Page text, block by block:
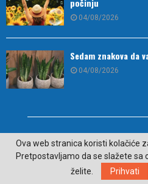
počinju
04/08/2026
Sedam znakova da
04/08/2026
Ova web stranica koristi kolačiće
Pretpostavljamo da se slažete sa
želite.
Prihvati